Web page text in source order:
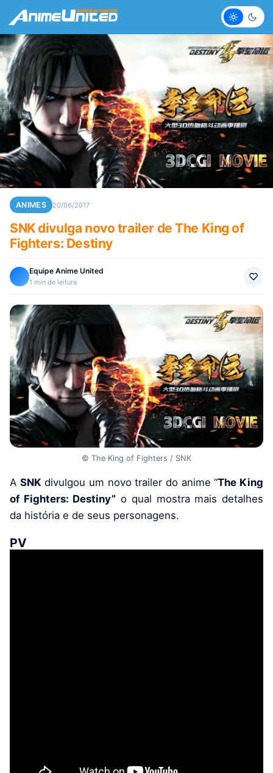
Claro
ANIMES 20/06/2017
SNK divulga novo trailer de The King of
Fighters: Destiny
Equipe Anime United
1 min de leitura
© The King of Fighters / SNK
A SNK divulgou um novo trailer do anime “The King
of Fighters: Destiny” o qual mostra mais detalhes
da história e de seus personagens.
PV